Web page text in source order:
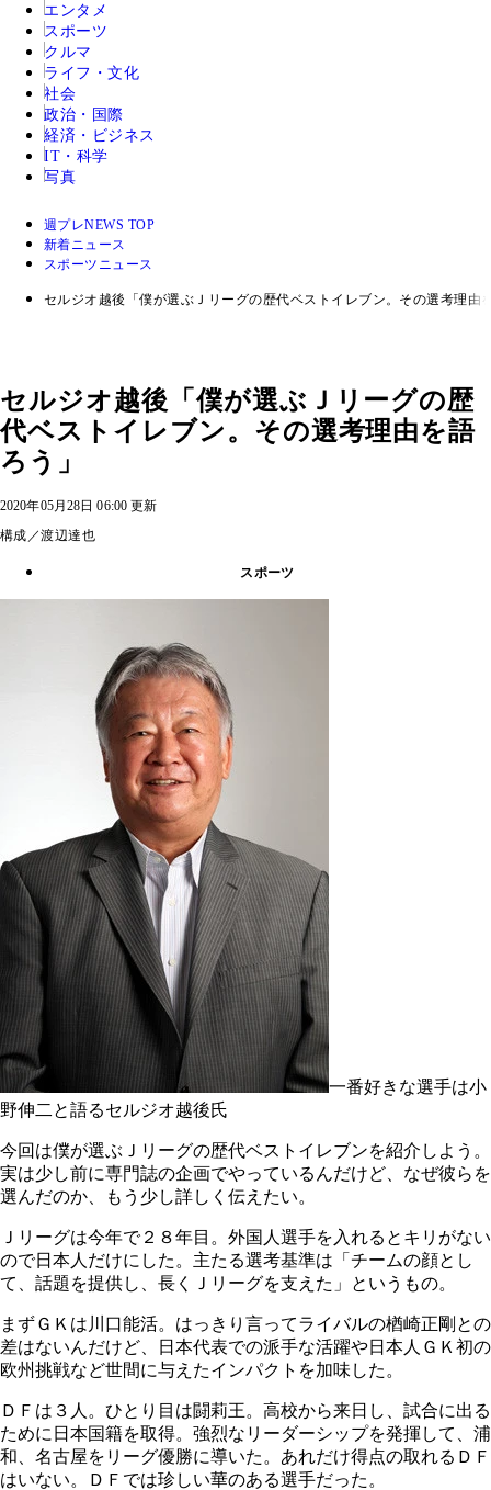
エンタメ
スポーツ
クルマ
ライフ・文化
社会
政治・国際
経済・ビジネス
IT・科学
写真
週プレNEWS TOP
新着ニュース
スポーツニュース
セルジオ越後「僕が選ぶＪリーグの歴代ベストイレブン。その選考理由
セルジオ越後「僕が選ぶＪリーグの歴
代ベストイレブン。その選考理由を語
ろう」
2020年05月28日 06:00 更新
構成／渡辺達也
スポーツ
一番好きな選手は小
野伸二と語るセルジオ越後氏
今回は僕が選ぶＪリーグの歴代ベストイレブンを紹介しよう。
実は少し前に専門誌の企画でやっているんだけど、なぜ彼らを
選んだのか、もう少し詳しく伝えたい。
Ｊリーグは今年で２８年目。外国人選手を入れるとキリがない
ので日本人だけにした。主たる選考基準は「チームの顔とし
て、話題を提供し、長くＪリーグを支えた」というもの。
まずＧＫは川口能活。はっきり言ってライバルの楢崎正剛との
差はないんだけど、日本代表での派手な活躍や日本人ＧＫ初の
欧州挑戦など世間に与えたインパクトを加味した。
ＤＦは３人。ひとり目は闘莉王。高校から来日し、試合に出る
ために日本国籍を取得。強烈なリーダーシップを発揮して、浦
和、名古屋をリーグ優勝に導いた。あれだけ得点の取れるＤＦ
はいない。ＤＦでは珍しい華のある選手だった。